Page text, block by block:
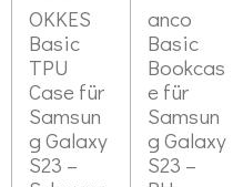
OKKES
Basic
TPU
Case für
Samsun
g Galaxy
S23 –
anco
Basic
Bookcas
e für
Samsun
g Galaxy
S23 –